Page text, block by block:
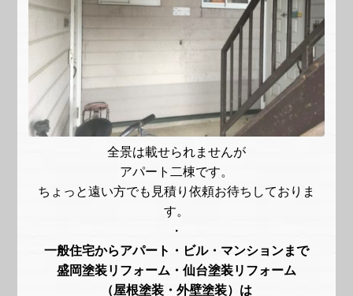
全景は載せられませんが
アパート二棟です。
ちょっと遠い方でも見積り依頼お待ちしておりま
す。
・
一般住宅からアパート・ビル・マンションまで
盛岡塗装リフォーム・仙台塗装リフォーム
（屋根塗装・外壁塗装）は